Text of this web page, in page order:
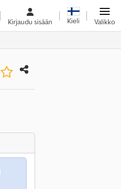
Kirjaudu sisään Kieli Valikko